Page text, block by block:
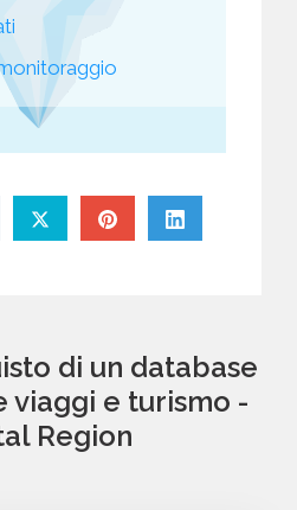
di un database
viaggi e turismo -
Region